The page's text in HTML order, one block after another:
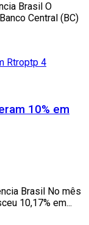
Brasil O
Central (BC)
10% em
Brasil No mês
10,17% em...